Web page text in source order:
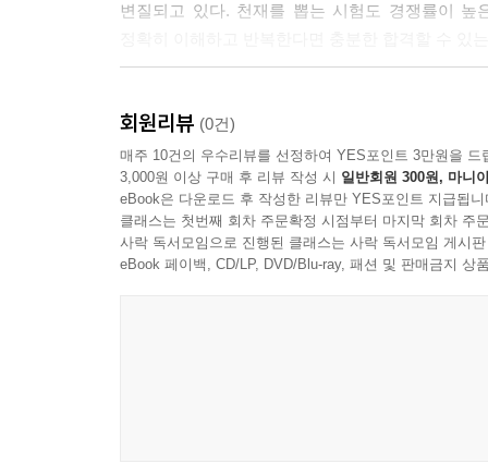
Ⅰ.내국통화 위조⋅변조죄변조죄 _426
Ⅲ.외국통용 외국통화 위조⋅변조죄 _427
⋮
(이하 생략)
제3장/공중의 건강에 대한 죄 495
제1절 먹는 물에 관한 죄 495
제2절 아편에 관한 죄 495
변질되고 있다. 천재를 뽑는 시험도 경쟁률이
출간의 목적
이론강의는 결국 기출을 이해하고 문제에 적용
자연스럽게 풀리는 것은 아니다. 제대로 된 복습
수 있다. 이러한 문제점을 조금이나마 보완하고
최근 경찰직 시험문제는 단순히 판례의 결론을 묻
회원리뷰 (0건)
매주 10건의 우수리뷰를 선정하여 YES포인트 3만원을 드
3,000원 이상 구매 후 리뷰 작성 시 일반회원 300원, 마니
eBook은 다운로드 후 작성한 리뷰만 YES포인트 지급됩니
클래스는 첫번째 회차 주문확정 시점부터 마지막 회차 주
사락 독서모임으로 진행된 클래스는 사락 독서모임 게시
eBook 페이백, CD/LP, DVD/Blu-ray, 패션 및 판매금지 상